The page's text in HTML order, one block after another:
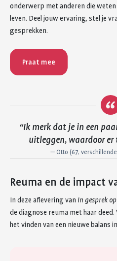
onderwerp met anderen die
leven. Deel jouw ervaring, stel je
gesprekken.
Praat mee
Ik merk dat je in een
uitleggen, waardoor er
— Otto (67,
Reuma en de impact
In deze aflevering van In gesprek
de diagnose reuma met haar
het vinden van een nieuwe balans